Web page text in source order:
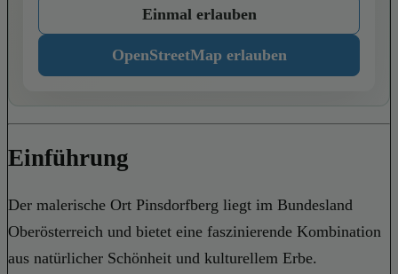
Einmal erlauben
OpenStreetMap erlauben
Einführung
Der malerische Ort Pinsdorfberg liegt im Bundesland
Oberösterreich und bietet eine faszinierende Kombination
aus natürlicher Schönheit und kulturellem Erbe.